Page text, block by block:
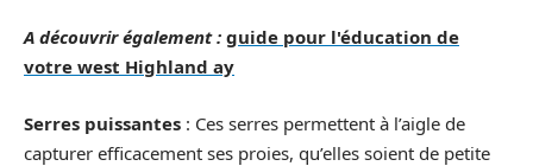
A découvrir également : guide pour l'éducation de
votre west Highland ay
Serres puissantes : Ces serres permettent à l’aigle de
capturer efficacement ses proies, qu’elles soient de petite